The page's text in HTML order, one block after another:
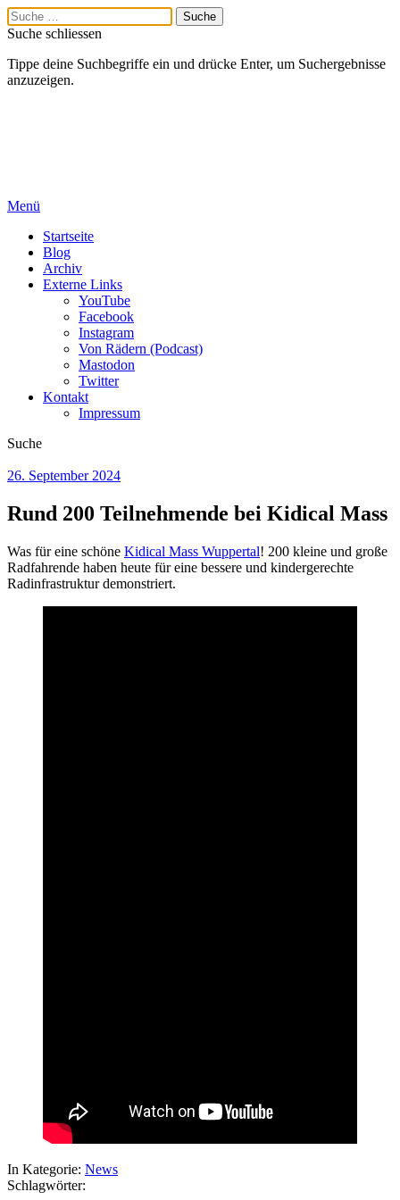
Suche schliessen
Tippe deine Suchbegriffe ein und drücke Enter, um Suchergebnisse
anzuzeigen.
Menü
Startseite
Blog
Archiv
Externe Links
YouTube
Facebook
Instagram
Von Rädern (Podcast)
Mastodon
Twitter
Kontakt
Impressum
Suche
26. September 2024
Rund 200 Teilnehmende bei Kidical Mass
Was für eine schöne Kidical Mass Wuppertal! 200 kleine und große
Radfahrende haben heute für eine bessere und kindergerechte
Radinfrastruktur demonstriert.
In Kategorie: News
Schlagwörter: